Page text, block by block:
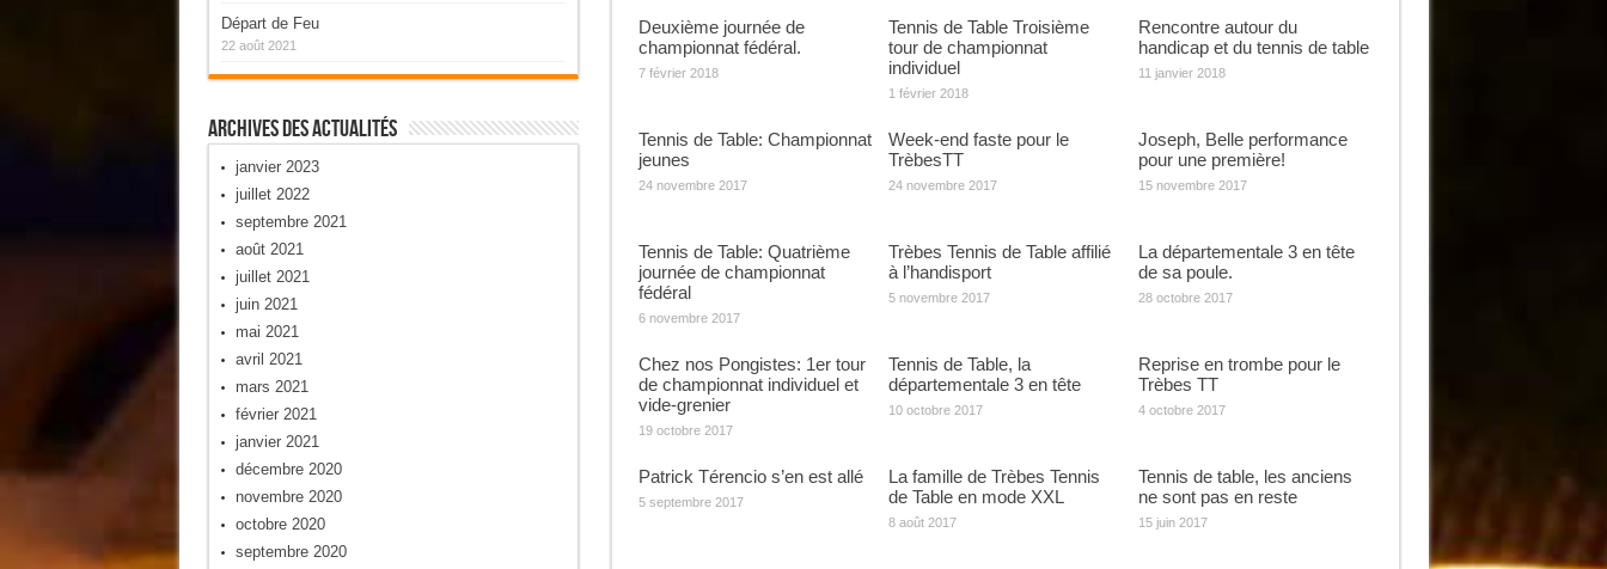
Deuxième journée de
championnat fédéral.
7 février 2018
Tennis de Table Troisième
tour de championnat
individuel
1 février 2018
Rencontre autour du
handicap et du tennis de table
11 janvier 2018
Tennis de Table: Championnat
jeunes
24 novembre 2017
Week-end faste pour le
TrèbesTT
24 novembre 2017
Joseph, Belle performance
pour une première!
15 novembre 2017
Tennis de Table: Quatrième
journée de championnat
fédéral
6 novembre 2017
Trèbes Tennis de Table affilié
à l’handisport
5 novembre 2017
La départementale 3 en tête
de sa poule.
28 octobre 2017
Chez nos Pongistes: 1er tour
de championnat individuel et
vide-grenier
19 octobre 2017
Tennis de Table, la
départementale 3 en tête
10 octobre 2017
Reprise en trombe pour le
Trèbes TT
4 octobre 2017
Patrick Térencio s’en est allé
5 septembre 2017
La famille de Trèbes Tennis
de Table en mode XXL
8 août 2017
Tennis de table, les anciens
ne sont pas en reste
15 juin 2017
Départ de Feu
22 août 2021
Archives Des Actualités
janvier 2023
juillet 2022
septembre 2021
août 2021
juillet 2021
juin 2021
mai 2021
avril 2021
mars 2021
février 2021
janvier 2021
décembre 2020
novembre 2020
octobre 2020
septembre 2020